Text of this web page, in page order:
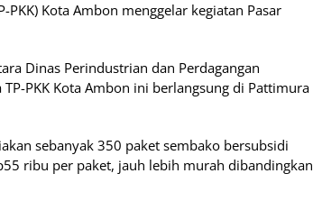
PKK) Kota Ambon menggelar kegiatan Pasar
Dinas Perindustrian dan Perdagangan
PKK Kota Ambon ini berlangsung di Pattimura
sebanyak 350 paket sembako bersubsidi
ribu per paket, jauh lebih murah dibandingkan